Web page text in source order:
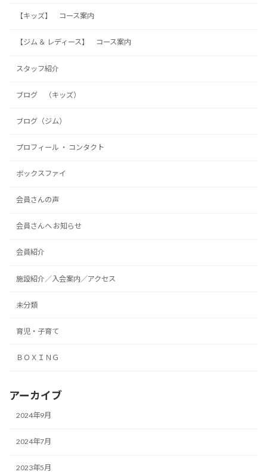
【キッズ】 コース案内
【ジム ＆ レディース】 コース案内
スタッフ紹介
ブログ （キッズ）
ブログ（ジム）
プロフィール ・ コンタクト
ボックスファイ
会員さんの声
会員さんへ お知らせ
会員紹介
施設紹介／入会案内／アクセス
未分類
育児・子育て
ＢＯＸＩＮＧ
アーカイブ
2024年9月
2024年7月
2023年5月